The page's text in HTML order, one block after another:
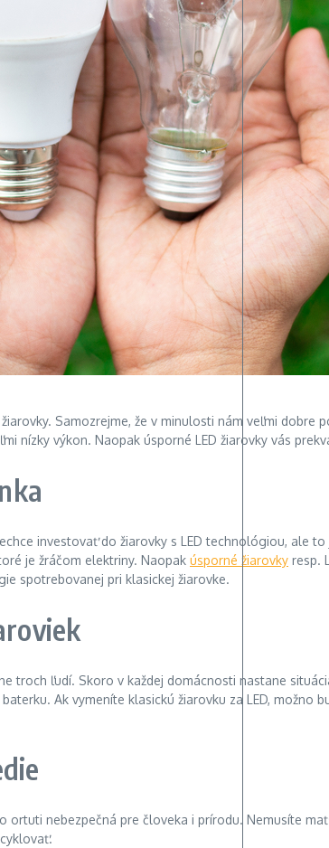
Samozrejme, že v minulosti nám veľmi dobre
nízky výkon. Naopak úsporné LED žiarovky vás
investovať do žiarovky s LED technológiou, ale
je žráčom elektriny. Naopak úsporné žiarovky resp.
spotrebovanej pri klasickej žiarovke.
troch ľudí. Skoro v každej domácnosti nastane
Ak vymeníte klasickú žiarovku za LED,
nebezpečná pre človeka i prírodu. Nemusíte